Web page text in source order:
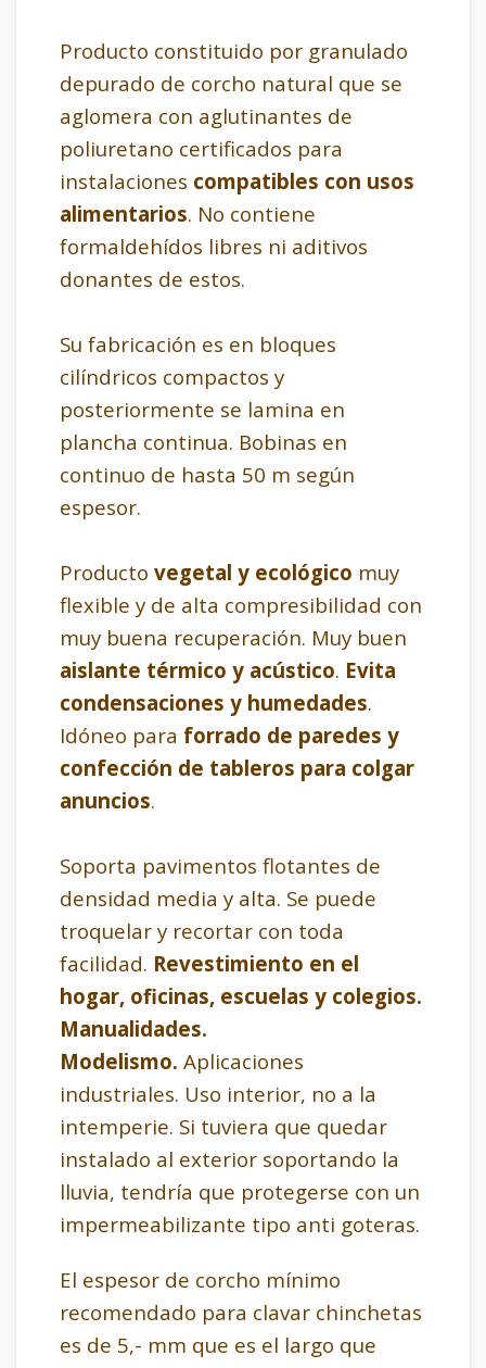
Producto constituido por granulado
depurado de corcho natural que se
aglomera con aglutinantes de
poliuretano certificados para
instalaciones compatibles con usos
alimentarios. No contiene
formaldehídos libres ni aditivos
donantes de estos.
Su fabricación es en bloques
cilíndricos compactos y
posteriormente se lamina en
plancha continua. Bobinas en
continuo de hasta 50 m según
espesor.
Producto vegetal y ecológico muy
flexible y de alta compresibilidad con
muy buena recuperación. Muy buen
aislante térmico y acústico. Evita
condensaciones y humedades.
Idóneo para forrado de paredes y
confección de tableros para colgar
anuncios.
Soporta pavimentos flotantes de
densidad media y alta. Se puede
troquelar y recortar con toda
facilidad. Revestimiento en el
hogar, oficinas, escuelas y colegios.
Manualidades.
Modelismo. Aplicaciones
industriales. Uso interior, no a la
intemperie. Si tuviera que quedar
instalado al exterior soportando la
lluvia, tendría que protegerse con un
impermeabilizante tipo anti goteras.
El espesor de corcho mínimo
recomendado para clavar chinchetas
es de 5,- mm que es el largo que